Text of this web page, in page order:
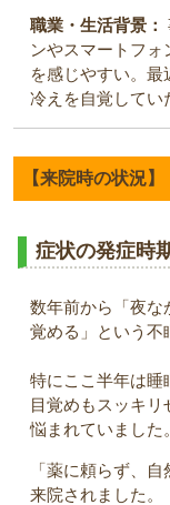
職業・生活背景：
ンやスマートフ
を感じやすい。
冷えを自覚してい
【来院時の状況】
症状の発症時
数年前から「夜な
覚める」という不
特にここ半年は睡
目覚めもスッキ
悩まれていました。
「薬に頼らず、
来院されました。